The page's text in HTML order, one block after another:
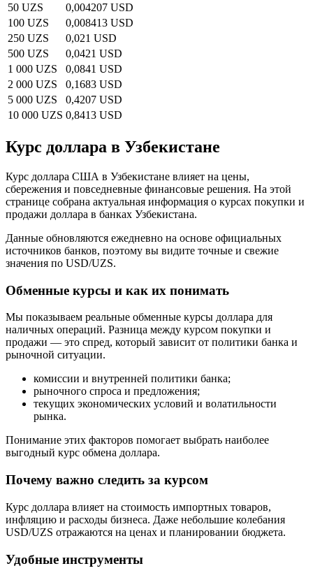
50 UZS
0,004207 USD
100 UZS
0,008413 USD
250 UZS
0,021 USD
500 UZS
0,0421 USD
1 000 UZS
0,0841 USD
2 000 UZS
0,1683 USD
5 000 UZS
0,4207 USD
10 000 UZS 0,8413 USD
Курс доллара в Узбекистане
Курс доллара США в Узбекистане влияет на цены,
сбережения и повседневные финансовые решения. На этой
странице собрана актуальная информация о курсах покупки и
продажи доллара в банках Узбекистана.
Данные обновляются ежедневно на основе официальных
источников банков, поэтому вы видите точные и свежие
значения по USD/UZS.
Обменные курсы и как их понимать
Мы показываем реальные обменные курсы доллара для
наличных операций. Разница между курсом покупки и
продажи — это спред, который зависит от политики банка и
рыночной ситуации.
комиссии и внутренней политики банка;
рыночного спроса и предложения;
текущих экономических условий и волатильности
рынка.
Понимание этих факторов помогает выбрать наиболее
выгодный курс обмена доллара.
Почему важно следить за курсом
Курс доллара влияет на стоимость импортных товаров,
инфляцию и расходы бизнеса. Даже небольшие колебания
USD/UZS отражаются на ценах и планировании бюджета.
Удобные инструменты